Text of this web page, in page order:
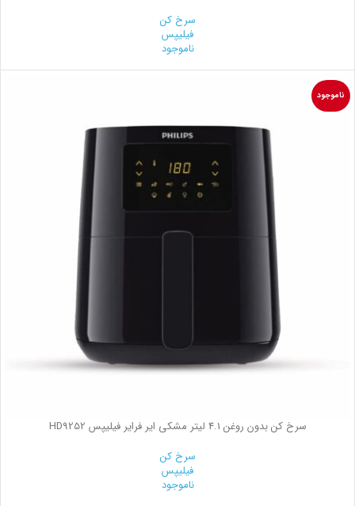
سرخ کن
فیلیپس
ناموجود
ناموجود
سرخ کن بدون روغن 4.1 لیتر مشکی ایر فرایر فیلیپس HD9252
سرخ کن
فیلیپس
ناموجود